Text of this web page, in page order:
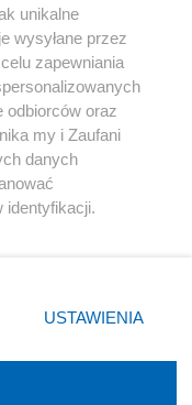
Youtube
unikalne
wysyłane przez
zapewniania
odbiorców oraz
my i Zaufani
danych
identyfikacji.
prywatności
zgody
się takiemu
USTAWIENIA